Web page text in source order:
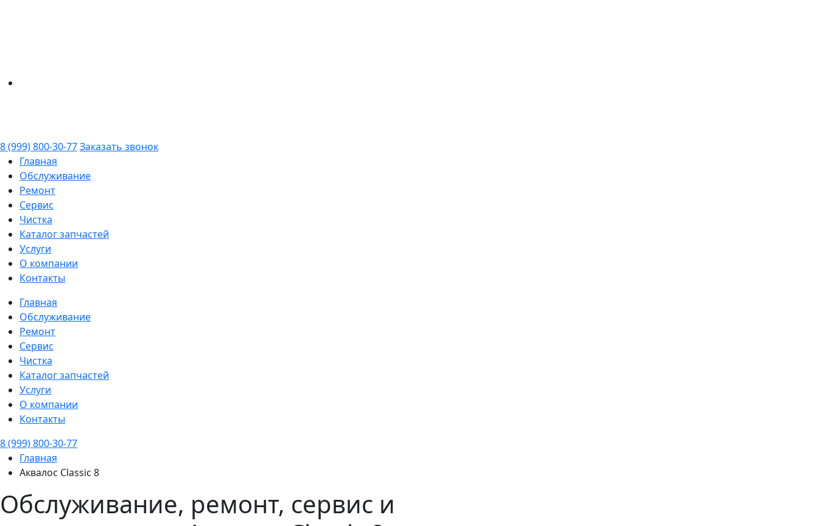
8 (999) 800-30-77Заказать звонок
Главная
Обслуживание
Ремонт
Сервис
Чистка
Каталог запчастей
Услуги
О компании
Контакты
Главная
Обслуживание
Ремонт
Сервис
Чистка
Каталог запчастей
Услуги
О компании
Контакты
8 (999) 800-30-77
Главная
Аквалос Classic 8
Обслуживание, ремонт, сервис и